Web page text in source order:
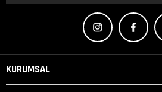
KURUMSAL